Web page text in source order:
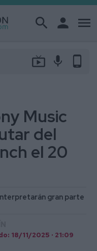
search person menu
live_tv mic phone_android
Music
del
el 20
gran parte
18/11/2025 · 21:09